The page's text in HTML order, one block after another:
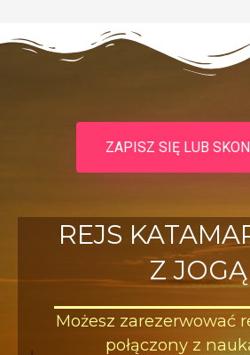
REJS
Z JOGĄ
Możesz zarezerwować
połączony z
ZAPISZ SIĘ LUB